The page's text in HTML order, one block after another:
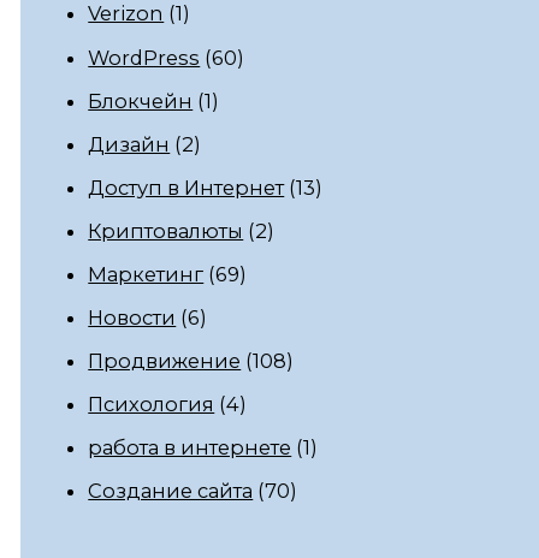
Verizon (1)
WordPress (60)
Блокчейн (1)
Дизайн (2)
Доступ в Интернет(13)
Криптовалюты (2)
Маркетинг (69)
Новости (6)
Продвижение (108)
Психология (4)
работа в интернете (1)
Создание сайта (70)